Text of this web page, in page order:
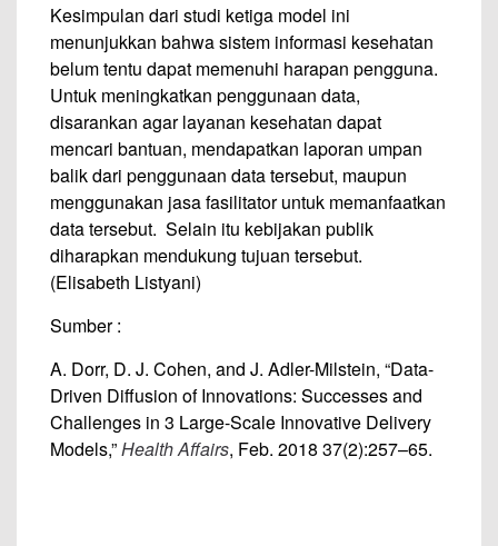
Kesimpulan dari studi ketiga model ini
menunjukkan bahwa sistem informasi kesehatan
belum tentu dapat memenuhi harapan pengguna.
Untuk meningkatkan penggunaan data,
disarankan agar layanan kesehatan dapat
mencari bantuan, mendapatkan laporan umpan
balik dari penggunaan data tersebut, maupun
menggunakan jasa fasilitator untuk memanfaatkan
data tersebut. Selain itu kebijakan publik
diharapkan mendukung tujuan tersebut.
(Elisabeth Listyani)
Sumber :
A. Dorr, D. J. Cohen, and J. Adler-Milstein, “Data-
Driven Diffusion of Innovations: Successes and
Challenges in 3 Large-Scale Innovative Delivery
Models,”Health Affairs, Feb. 2018 37(2):257–65.